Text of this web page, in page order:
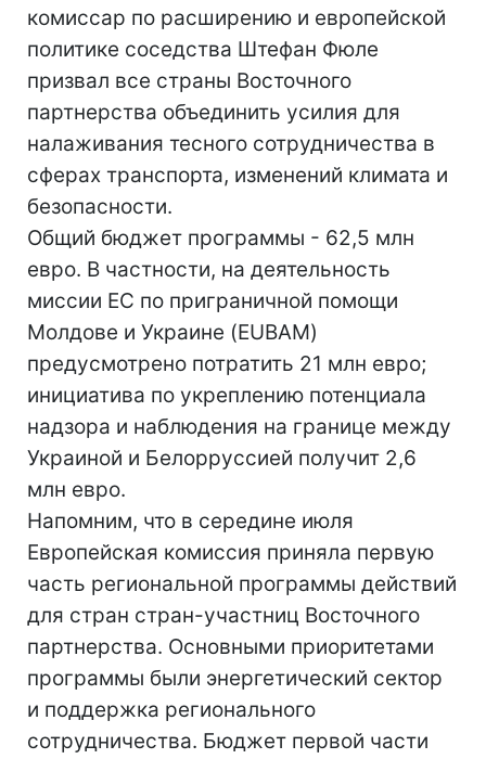
комиссар по расширению и европейской
политике соседства Штефан Фюле
призвал все страны Восточного
партнерства объединить усилия для
налаживания тесного сотрудничества в
сферах транспорта, изменений климата и
безопасности.
Общий бюджет программы - 62,5 млн
евро. В частности, на деятельность
миссии ЕС по приграничной помощи
Молдове и Украине (EUBAM)
предусмотрено потратить 21 млн евро;
инициатива по укреплению потенциала
надзора и наблюдения на границе между
Украиной и Белорруссией получит 2,6
млн евро.
Напомним, что в середине июля
Европейская комиссия приняла первую
часть региональной программы действий
для стран стран-участниц Восточного
партнерства. Основными приоритетами
программы были энергетический сектор
и поддержка регионального
сотрудничества. Бюджет первой части